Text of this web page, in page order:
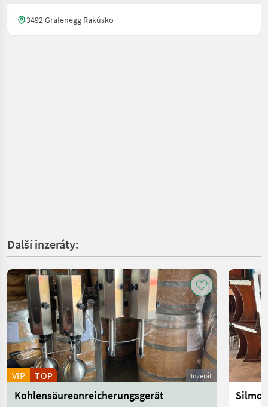
3492 Grafenegg Rakúsko
Další inzeráty:
Inzerát
VIP TOP
Kohlensäureanreicherungsgerät
Silmo